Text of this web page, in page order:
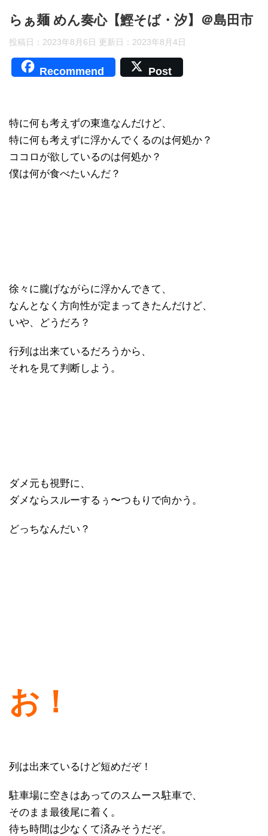
らぁ麺 めん奏心【鰹そば・汐】＠島田市
投稿日：2023年8月6日 更新日： 2023年8月4日
Recommend Post
特に何も考えずの東進なんだけど、
特に何も考えずに浮かんでくるのは何処か？
ココロが欲しているのは何処か？
僕は何が食べたいんだ？
徐々に朧げながらに浮かんできて、
なんとなく方向性が定まってきたんだけど、
いや、どうだろ？
行列は出来ているだろうから、
それを見て判断しよう。
ダメ元も視野に、
ダメならスルーするぅ〜つもりで向かう。
どっちなんだい？
お！
列は出来ているけど短めだぞ！
駐車場に空きはあってのスムース駐車で、
そのまま最後尾に着く。
待ち時間は少なくて済みそうだぞ。